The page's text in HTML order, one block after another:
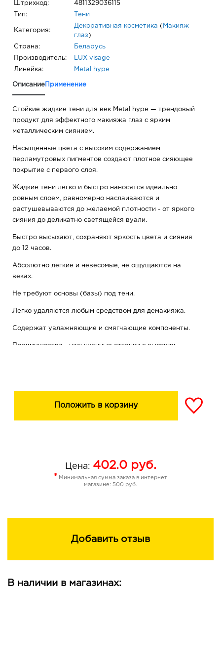
Штрихкод: 4811329036115
Тип: Тени
Категория:
Декоративная косметика ( Макияж
глаз )
Страна: Беларусь
Производитель: LUX visage
Линейка: Metal hype
Описание Применение
Стойкие жидкие тени для век Metal hype — трендовый
продукт для эффектного макияжа глаз с ярким
металлическим сиянием.
Насыщенные цвета с высоким содержанием
перламутровых пигментов создают плотное сияющее
покрытие с первого слоя.
Жидкие тени легко и быстро наносятся идеально
ровным слоем, равномерно наслаиваются и
растушевываются до желаемой плотности - от яркого
сияния до деликатно светящейся вуали.
Быстро высыхают, сохраняют яркость цвета и сияния
до 12 часов.
Абсолютно легкие и невесомые, не ощущаются на
веках.
Не требуют основы (базы) под тени.
Легко удаляются любым средством для демакияжа.
Содержат увлажняющие и смягчающие компоненты.
Преимущества - насыщенные оттенки с высоким
Положить в корзину
Цена: 402.0руб.
* Минимальная сумма заказа в интернет
магазине: 500 руб.
Добавить отзыв
В наличии в магазинах: